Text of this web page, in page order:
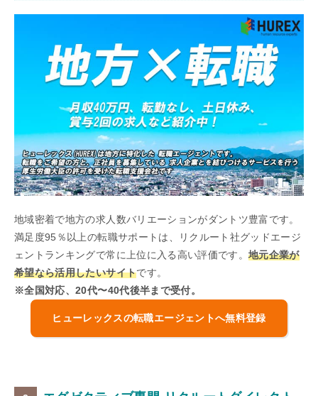
地域密着で地方の求人数バリエーションがダントツ豊富です。
満足度95％以上の転職サポートは、リクルート社グッドエージ
ェントランキングで常に上位に入る高い評価です。地元企業が
希望なら活用したいサイトです。
※全国対応、20代〜40代後半まで受付。
ヒューレックスの転職エージェントへ無料登録